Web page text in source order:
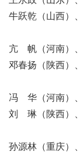
牛跃乾（山西）
亢 帆（河南）、
邓春扬（陕西）
冯 华（河南）、
刘 琳（陕西）、
孙源林（重庆）